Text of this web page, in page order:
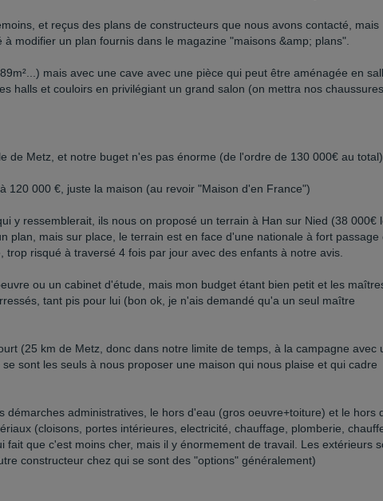
et reçus des plans de constructeurs que nous avons contacté, mais
modifier un plan fournis dans le magazine "maisons &amp; plans".
mais avec une cave avec une pièce qui peut être aménagée en
halls et couloirs en privilégiant un grand salon (on mettra nos chaussures
de Metz, et notre buget n'es pas énorme (de l'ordre de 130 000€ au
120 000 €, juste la maison (au revoir "Maison d'en France")
y ressemblerait, ils nous on proposé un terrain à Han sur Nied (38 000€
plan, mais sur place, le terrain est en face d'une nationale à fort passage
risqué à traversé 4 fois par jour avec des enfants à notre avis.
ou un cabinet d'étude, mais mon budget étant bien petit et les
tant pis pour lui (bon ok, je n'ais demandé qu'a un seul maître
(25 km de Metz, donc dans notre limite de temps, à la campagne avec
sont les seuls à nous proposer une maison qui nous plaise et qui cadre
démarches administratives, le hors d'eau (gros oeuvre+toiture) et le hors
(cloisons, portes intérieures, electricité, chauffage, plomberie,
que c'est moins cher, mais il y énormement de travail. Les extérieurs
constructeur chez qui se sont des "options" généralement)